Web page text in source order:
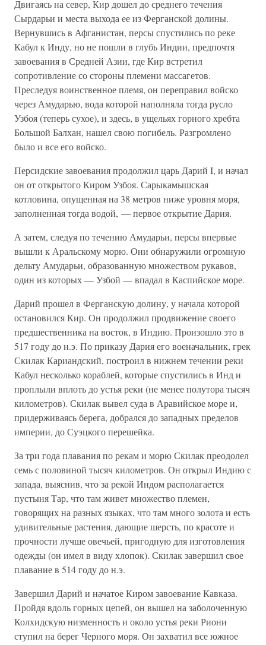
Двигаясь на север, Кир дошел до среднего течения
Сырдарьи и места выхода ее из Ферганской долины.
Вернувшись в Афганистан, персы спустились по реке
Кабул к Инду, но не пошли в глубь Индии, предпочтя
завоевания в Средней Азии, где Кир встретил
сопротивление со стороны племени массагетов.
Преследуя воинственное племя, он переправил войско
через Амударью, вода которой наполняла тогда русло
Узбоя (теперь сухое), и здесь, в ущельях горного хребта
Большой Балхан, нашел свою погибель. Разгромлено
было и все его войско.
Персидские завоевания продолжил царь Дарий I, и начал
он от открытого Киром Узбоя. Сарыкамышская
котловина, опущенная на 38 метров ниже уровня моря,
заполненная тогда водой, — первое открытие Дария.
А затем, следуя по течению Амударьи, персы впервые
вышли к Аральскому морю. Они обнаружили огромную
дельту Амударьи, образованную множеством рукавов,
один из которых — Узбой — впадал в Каспийское море.
Дарий прошел в Ферганскую долину, у начала которой
остановился Кир. Он продолжил продвижение своего
предшественника на восток, в Индию. Произошло это в
517 году до н.э. По приказу Дария его военачальник, грек
Скилак Кариандский, построил в нижнем течении реки
Кабул несколько кораблей, которые спустились в Инд и
проплыли вплоть до устья реки (не менее полутора тысяч
километров). Скилак вывел суда в Аравийское море и,
придерживаясь берега, добрался до западных пределов
империи, до Суэцкого перешейка.
За три года плавания по рекам и морю Скилак преодолел
семь с половиной тысяч километров. Он открыл Индию с
запада, выяснив, что за рекой Индом располагается
пустыня Тар, что там живет множество племен,
говорящих на разных языках, что там много золота и есть
удивительные растения, дающие шерсть, по красоте и
прочности лучше овечьей, пригодную для изготовления
одежды (он имел в виду хлопок). Скилак завершил свое
плавание в 514 году до н.э.
Завершил Дарий и начатое Киром завоевание Кавказа.
Пройдя вдоль горных цепей, он вышел на заболоченную
Колхидскую низменность и около устья реки Риони
ступил на берег Черного моря. Он захватил все южное